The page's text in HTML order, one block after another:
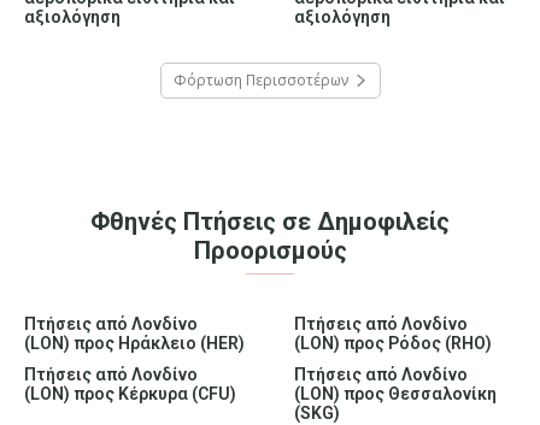
αξιολόγηση
αξιολόγηση
Φόρτωση Περισσοτέρων
Φθηνές Πτήσεις σε Δημοφιλείς
Προορισμούς
Πτήσεις από Λονδίνο
(LON) προς Ηράκλειο (HER)
Πτήσεις από Λονδίνο
(LON) προς Ρόδος (RHO)
Πτήσεις από Λονδίνο
(LON) προς Κέρκυρα (CFU)
Πτήσεις από Λονδίνο
(LON) προς Θεσσαλονίκη
(SKG)